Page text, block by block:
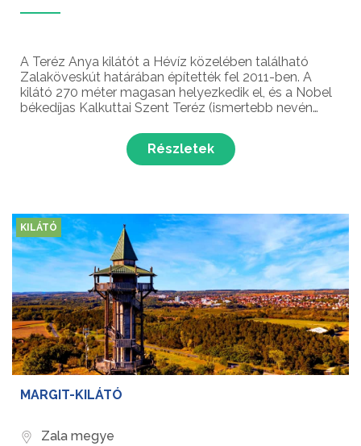
A Teréz Anya kilátót a Hévíz közelében található
Zalaköveskút határában építették fel 2011-ben. A
kilátó 270 méter magasan helyezkedik el, és a Nobel
békedíjas Kalkuttai Szent Teréz (ismertebb nevén
Részletek
KILÁTÓ
MARGIT-KILÁTÓ
Zala megye